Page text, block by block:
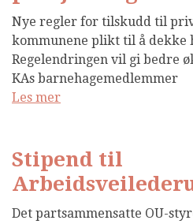
Nye regler for tilskudd til
kommunene plikt til å dekke
Regelendringen vil gi bedre
KAs barnehagemedlemmer
Les mer
Stipend til
Det partsammensatte OU-